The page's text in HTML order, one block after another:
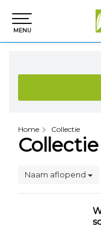
MENU
Home Collectie
Collectie
Naam aflopend